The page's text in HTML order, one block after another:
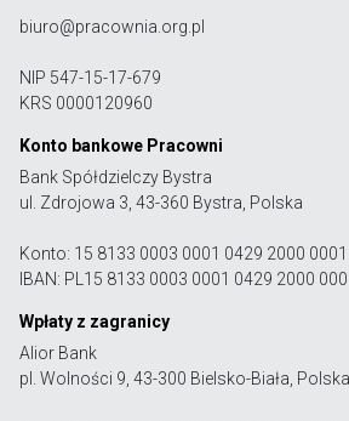
biuro@pracownia.org.pl
NIP 547-15-17-679
KRS 0000120960
Konto bankowe Pracowni
Bank Spółdzielczy Bystra
ul. Zdrojowa 3, 43-360 Bystra, Polska
Konto: 15 8133 0003 0001 0429 2000 0001
IBAN: PL15 8133 0003 0001 0429 2000
Wpłaty z zagranicy
Alior Bank
pl. Wolności 9, 43-300 Bielsko-Biała, Polska